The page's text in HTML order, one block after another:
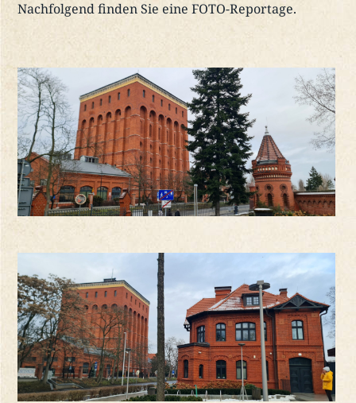
Nachfolgend finden Sie eine FOTO-Reportage.